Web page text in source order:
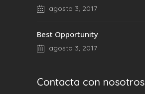
agosto 3, 2017
Best Opportunity
agosto 3, 2017
Contacta con nosotros